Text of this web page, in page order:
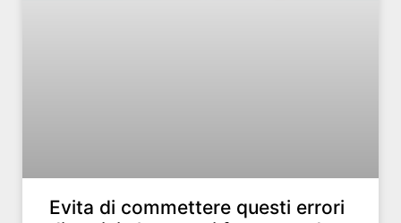
Evita di commettere questi errori